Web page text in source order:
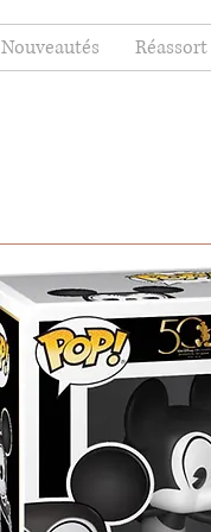
Nouveautés Réassort